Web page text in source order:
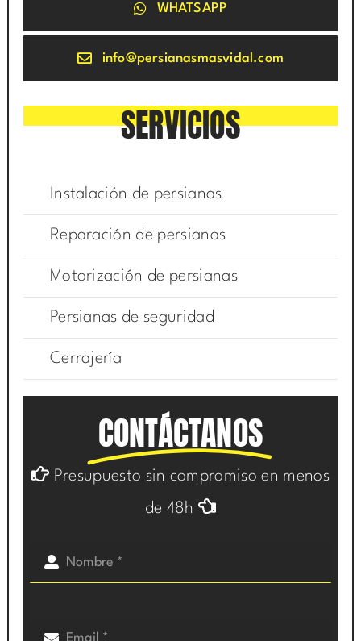
WHATSAPP
info@persianasmasvidal.com
SERVICIOS
Instalación de persianas
Reparación de persianas
Motorización de persianas
Persianas de seguridad
Cerrajería
CONTÁCTANOS
Presupuesto sin compromiso en menos
de 48h